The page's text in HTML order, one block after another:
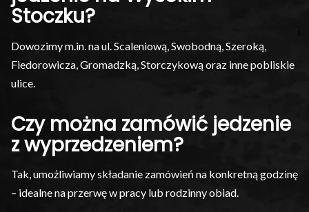
Stoczku?
Dowozimy m.in. na ul. Scaleniową, Swobodną, Szeroką,
Fiedorowicza, Gromadzką, Storczykową oraz inne pobliskie
ulice.
Czy można zamówić jedzenie
z wyprzedzeniem?
Tak, umożliwiamy składanie zamówień na konkretną godzinę
– idealne na przerwę w pracy lub rodzinny obiad.